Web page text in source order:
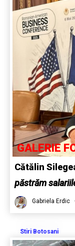
GALERIE
Cătălin
păstrăm
Gabriela Erdic
Stiri Botosani